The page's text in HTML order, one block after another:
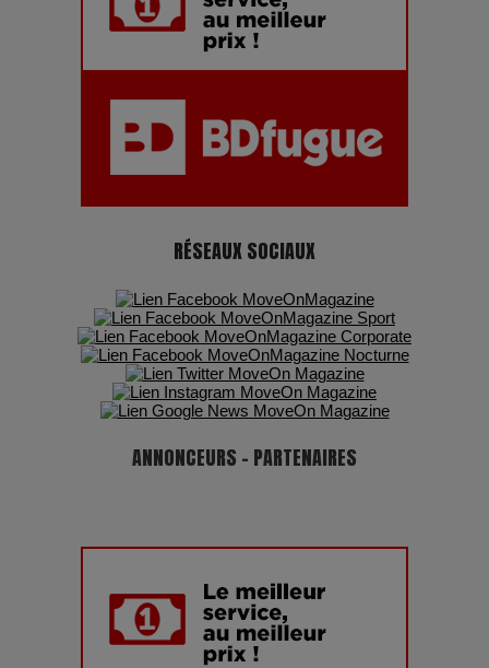
Adieu Jean-Pat : rire au bord du précipice
montagnes, une fête à ne pas manquer
RÉSEAUX SOCIAUX
ANNONCEURS - PARTENAIRES